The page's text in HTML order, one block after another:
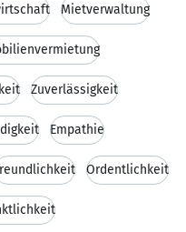
Mietverwaltung
Zuverlässigkeit
Empathie
Ordentlichkeit